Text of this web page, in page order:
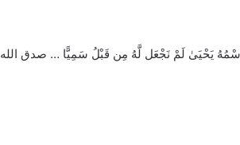
اسْمُهُ يَحْيَىٰ لَمْ نَجْعَل لَّهُ مِن قَبْلُ سَمِيًّا … صدق الله